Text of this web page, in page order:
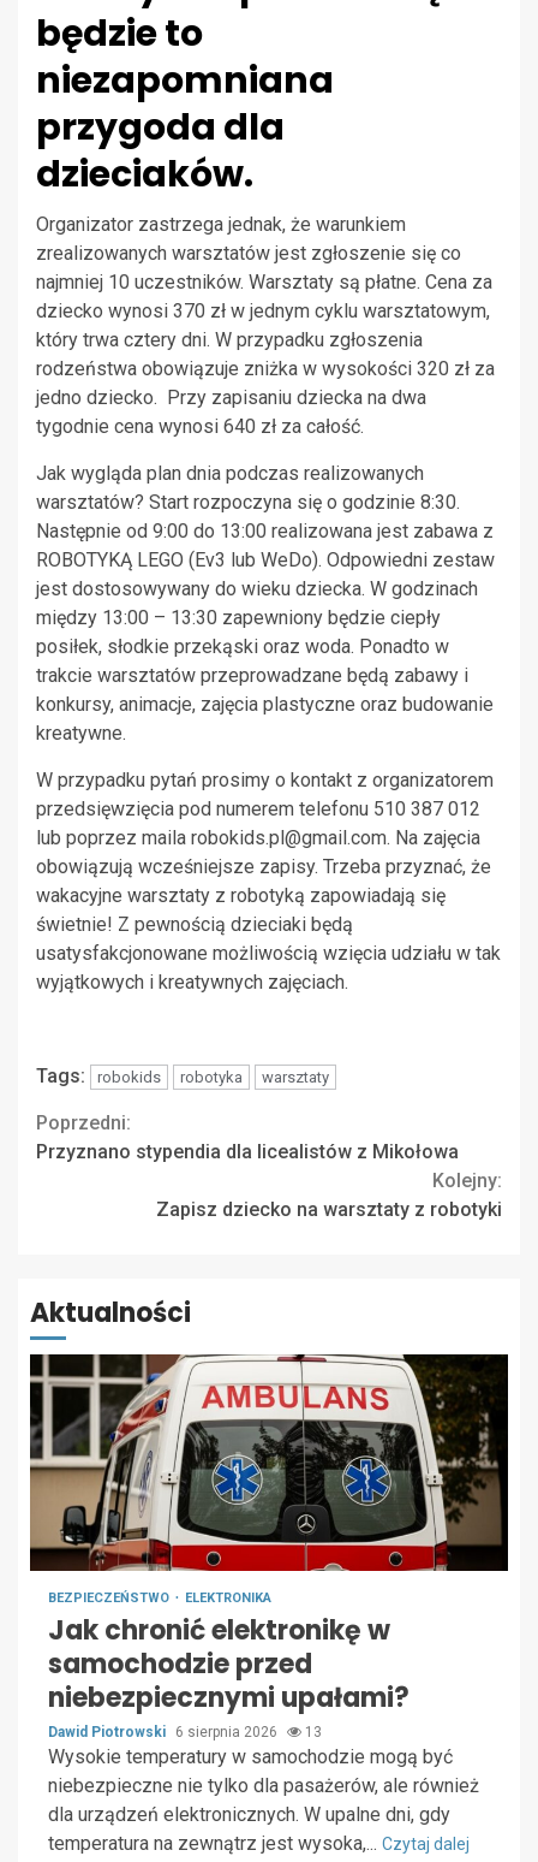
będzie to
niezapomniana
przygoda dla
dzieciaków.
Organizator zastrzega jednak, że warunkiem
zrealizowanych warsztatów jest zgłoszenie się co
najmniej 10 uczestników. Warsztaty są płatne. Cena za
dziecko wynosi 370 zł w jednym cyklu warsztatowym,
który trwa cztery dni. W przypadku zgłoszenia
rodzeństwa obowiązuje zniżka w wysokości 320 zł za
jedno dziecko. Przy zapisaniu dziecka na dwa
tygodnie cena wynosi 640 zł za całość.
Jak wygląda plan dnia podczas realizowanych
warsztatów? Start rozpoczyna się o godzinie 8:30.
Następnie od 9:00 do 13:00 realizowana jest zabawa z
ROBOTYKĄ LEGO (Ev3 lub WeDo). Odpowiedni zestaw
jest dostosowywany do wieku dziecka. W godzinach
między 13:00 – 13:30 zapewniony będzie ciepły
posiłek, słodkie przekąski oraz woda. Ponadto w
trakcie warsztatów przeprowadzane będą zabawy i
konkursy, animacje, zajęcia plastyczne oraz budowanie
kreatywne.
W przypadku pytań prosimy o kontakt z organizatorem
przedsięwzięcia pod numerem telefonu 510 387 012
lub poprzez maila robokids.pl@gmail.com. Na zajęcia
obowiązują wcześniejsze zapisy. Trzeba przyznać, że
wakacyjne warsztaty z robotyką zapowiadają się
świetnie! Z pewnością dzieciaki będą
usatysfakcjonowane możliwością wzięcia udziału w tak
wyjątkowych i kreatywnych zajęciach.
Tags: robokids robotyka warsztaty
Continue
Reading
Poprzedni:
Przyznano stypendia dla licealistów z Mikołowa
Kolejny:
Zapisz dziecko na warsztaty z robotyki
Aktualności
BEZPIECZEŃSTWO ELEKTRONIKA
Jak chronić elektronikę w
samochodzie przed
niebezpiecznymi upałami?
Dawid Piotrowski 6 sierpnia 2026 13
Wysokie temperatury w samochodzie mogą być
niebezpieczne nie tylko dla pasażerów, ale również
dla urządzeń elektronicznych. W upalne dni, gdy
temperatura na zewnątrz jest wysoka,... Czytaj dalej